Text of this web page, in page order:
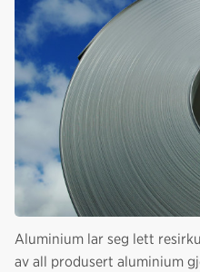
Aluminium lar seg lett
av all produsert aluminium